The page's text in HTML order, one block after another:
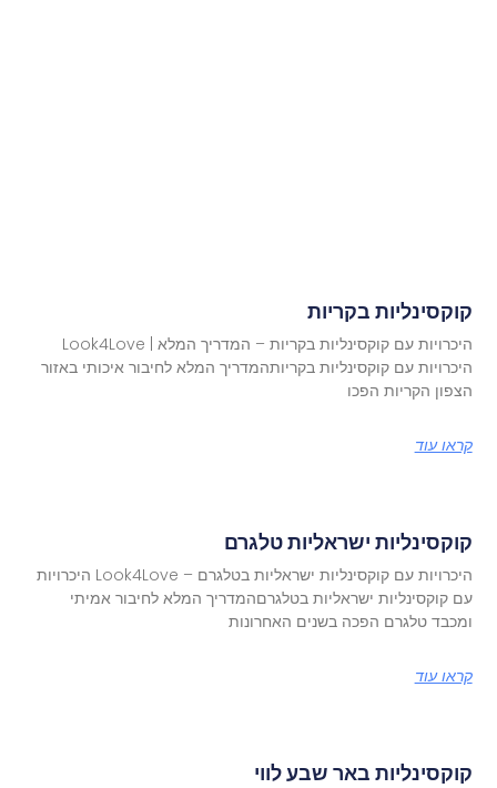
קוקסינליות בקריות
היכרויות עם קוקסינליות בקריות – המדריך המלא | Look4Love
היכרויות עם קוקסינליות בקריותהמדריך המלא לחיבור איכותי באזור
הצפון הקריות הפכו
קראו עוד
קוקסינליות ישראליות טלגרם
היכרויות עם קוקסינליות ישראליות בטלגרם – Look4Love היכרויות
עם קוקסינליות ישראליות בטלגרםהמדריך המלא לחיבור אמיתי
ומכבד טלגרם הפכה בשנים האחרונות
קראו עוד
קוקסינליות באר שבע לווי